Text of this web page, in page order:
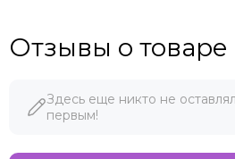
Отзывы о товаре
Здесь еще никто не
первым!